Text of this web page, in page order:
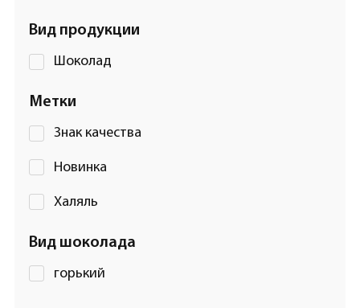
Вид продукции
Шоколад
Метки
Знак качества
Новинка
Халяль
Вид шоколада
горький